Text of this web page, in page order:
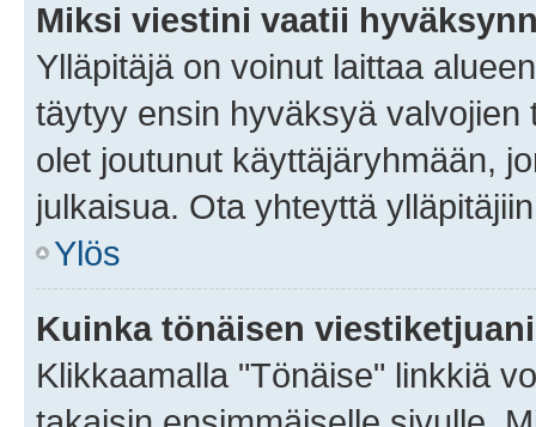
Miksi viestini vaatii
Ylläpitäjä on voinut laittaa
täytyy ensin hyväksyä
olet joutunut käyttäjäryhmään,
julkaisua. Ota yhteyttä
Ylös
Kuinka tönäisen
Klikkaamalla "Tönäise" linkkiä